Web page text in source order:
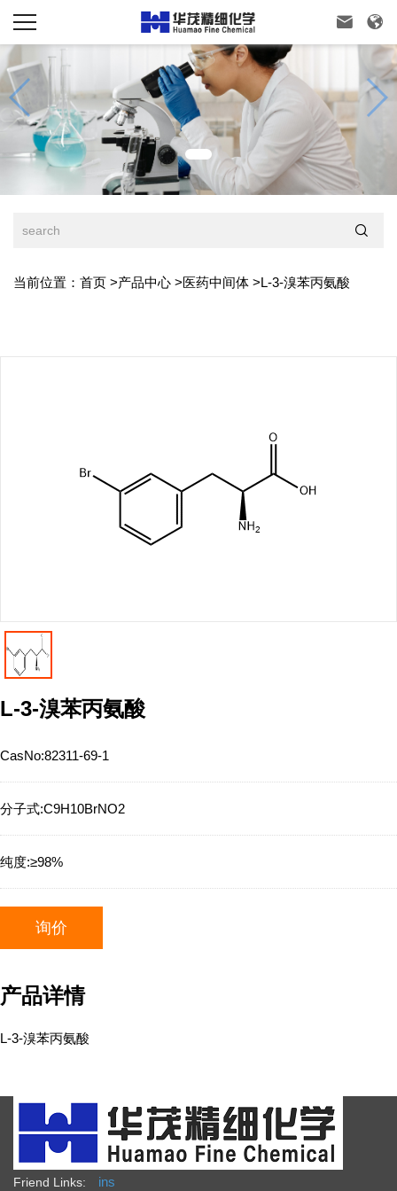
 

当前位置： 首页 >产品中心 >医药中间体 >L-3-溴苯丙氨酸
L-3-溴苯丙氨酸
CasNo:82311-69-1
分子式:C9H10BrNO2
纯度:≥98%
询价
产品详情
L-3-溴苯丙氨酸
Friend Links: ins